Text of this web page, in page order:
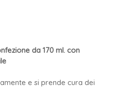
da 170 ml. con
e si prende cura dei